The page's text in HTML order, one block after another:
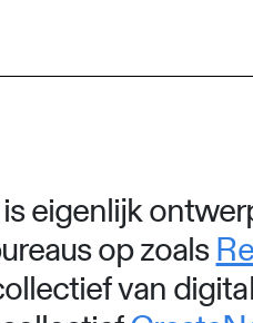
eigenlijk
op zoals
van